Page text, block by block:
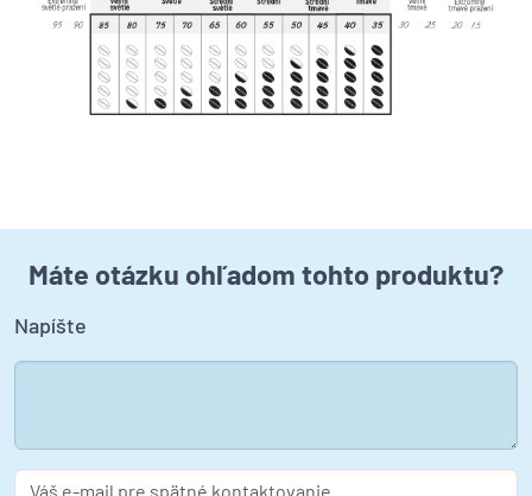
Máte otázku ohľadom tohto produktu?
Napíšte